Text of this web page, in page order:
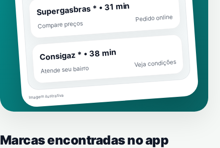
Supergasbras * • 31 min
Compare preços
Pedido online
Consigaz * • 38 min
Atende seu bairro
Veja condições
Imagem ilustrativa
Marcas encontradas no app